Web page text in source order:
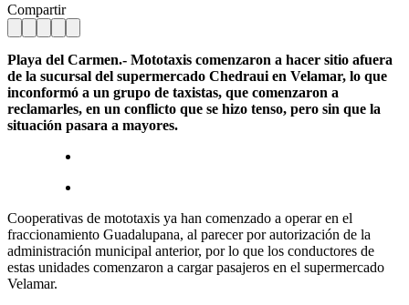
Compartir
Playa del Carmen.- Mototaxis comenzaron a hacer sitio afuera
de la sucursal del supermercado Chedraui en Velamar, lo que
inconformó a un grupo de taxistas, que comenzaron a
reclamarles, en un conflicto que se hizo tenso, pero sin que la
situación pasara a mayores.
Cooperativas de mototaxis ya han comenzado a operar en el
fraccionamiento Guadalupana, al parecer por autorización de la
administración municipal anterior, por lo que los conductores de
estas unidades comenzaron a cargar pasajeros en el supermercado
Velamar.